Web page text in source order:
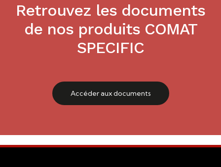
Retrouvez les documents
de nos produits COMAT
SPECIFIC
Accéder aux documents